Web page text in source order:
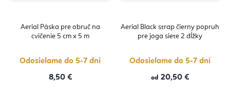
Aerial Páska pre obruč na
cvičenie 5 cm x 5 m
Odosielame do 5-7 dní
8,50 €
Aerial Black strap čierny popruh
pre joga siete 2 dĺžky
Odosielame do 5-7 dní
od 20,50 €